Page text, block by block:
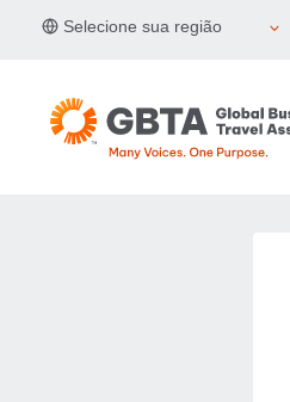
Selecione sua região